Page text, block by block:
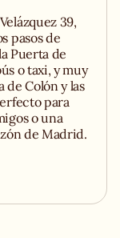
39,
pasos de
Puerta de
o taxi, y muy
de Colón y las
para
o una
de Madrid.